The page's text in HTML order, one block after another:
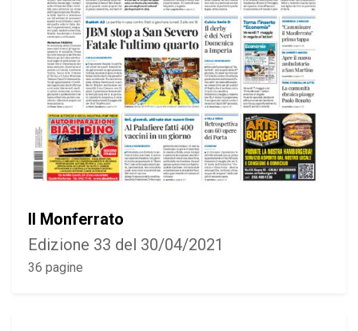
Il Monferrato
Edizione 33 del 30/04/2021
36 pagine